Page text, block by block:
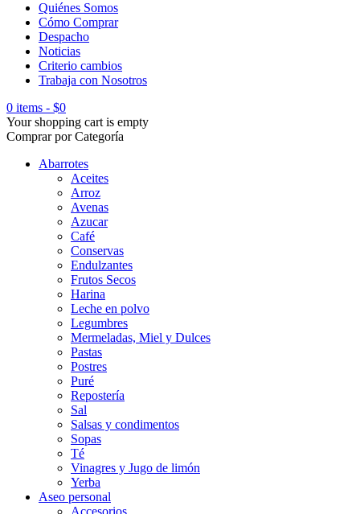
Quiénes Somos
Cómo Comprar
Despacho
Noticias
Criterio cambios
Trabaja con Nosotros
0 items - $0
Your shopping cart is empty
Comprar por Categoría
Abarrotes
Aceites
Arroz
Avenas
Azucar
Café
Conservas
Endulzantes
Frutos Secos
Harina
Leche en polvo
Legumbres
Mermeladas, Miel y Dulces
Pastas
Postres
Puré
Repostería
Sal
Salsas y condimentos
Sopas
Té
Vinagres y Jugo de limón
Yerba
Aseo personal
Accesorios